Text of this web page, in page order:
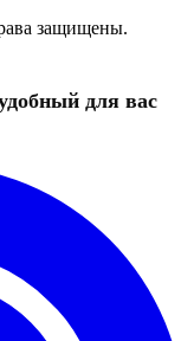
защищены.
для вас